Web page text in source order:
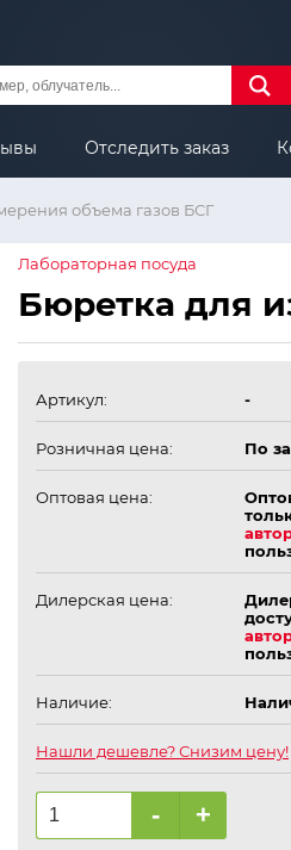
Отследить заказ
объема газов БСГ
Лабораторная посуда
Бюретка для
Артикул: -
Розничная цена: По
Оптовая цена:
Дилерская цена:
Наличие:
Нашли дешевле? Снизим цену!
- +